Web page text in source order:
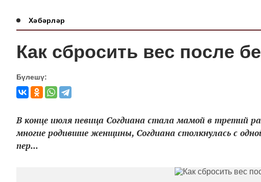
Хәбәрләр
Как сбросить вес после
Бүлешү:
В конце июля певица Согдиана стала мамой в третий
многие родившие женщины, Согдиана столкнулась с
пер...